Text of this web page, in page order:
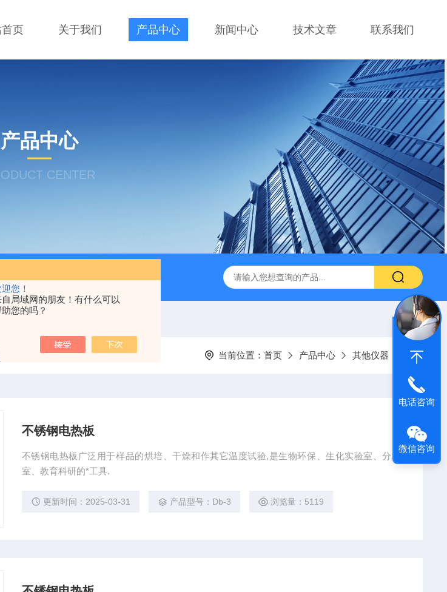
您！
自局域网的朋友！有什么可以
您的吗？
首页 关于我们 产品中心 新闻中心 技术文章 联系我们
产品中心
CENTER
THZ-82回旋水浴恒温振荡器 80-2A低速离心机 YXJ-2高速离心机
当前位置： 首页 产品中心 其他仪器
不锈钢电热板
不锈钢电热板广泛用于样品的烘培、干燥和作其它温度试验,是生物环保、生化实验室、分析
室、教育科研的*工具.
更新时间：2025-03-31 产品型号：Db-3 浏览量：5119
电话咨询
微信咨询